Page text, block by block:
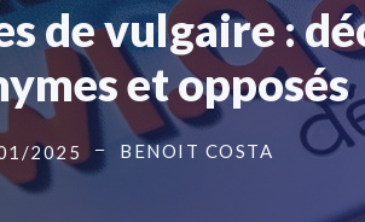
de vulgaire :
et opposés
2025 BENOIT COSTA